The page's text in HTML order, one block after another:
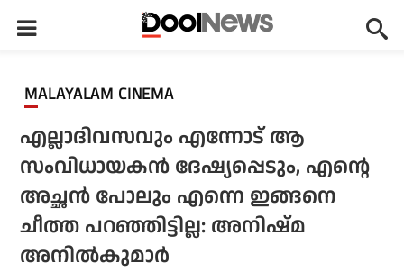
MALAYALAM CINEMA
എല്ലാദിവസവും എന്നോട് ആ
സംവിധായകന്‍ ദേഷ്യപ്പെടും, എന്റെ
അച്ഛന്‍ പോലും എന്നെ ഇങ്ങനെ
ചീത്ത പറഞ്ഞിട്ടില്ല: അനിഷ്മ
അനില്‍കുമാര്‍